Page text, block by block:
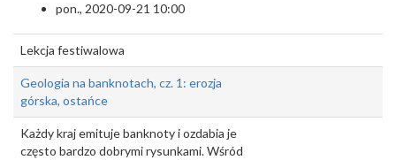
pon., 2020-09-21 10:00
Lekcja festiwalowa
Geologia na banknotach, cz. 1: erozja
górska, ostańce
Każdy kraj emituje banknoty i ozdabia je
często bardzo dobrymi rysunkami. Wśród